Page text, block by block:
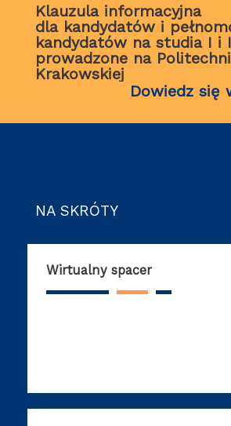
Klauzula informacyjna
dla kandydatów i
kandydatów na studia I i
prowadzone na
Krakowskiej
Dowiedz się
NA SKRÓTY
Wirtualny spacer